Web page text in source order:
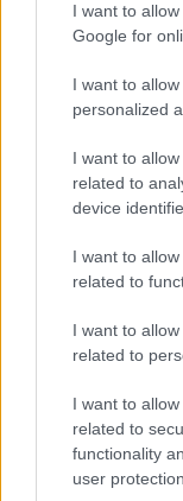
I want to
Google for
I want to
personalized
I want to
related to
device
I want to
related to
I want to
related to
I want to
related to
functionality
user protection.
att hitta den
och
välgrundade
investera i sina
särskilt
teknologisk
avgörande roll
tillhandahålla
tillgångarnas
möjliggör en
förvaltning av